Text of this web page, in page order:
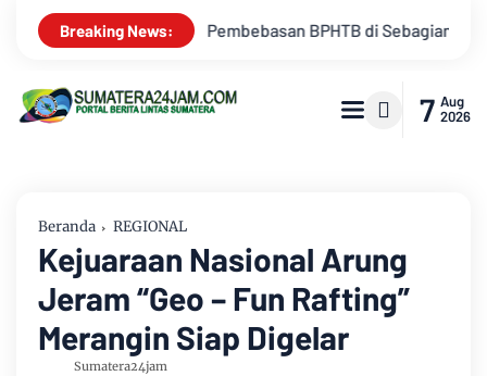
Breaking News:
Sebagian Lahan Kemarau Memuncak, Debit Sungai
7 Aug
2026
Beranda REGIONAL
Kejuaraan Nasional Arung
Jeram “Geo – Fun Rafting”
Merangin Siap Digelar
Sumatera24jam